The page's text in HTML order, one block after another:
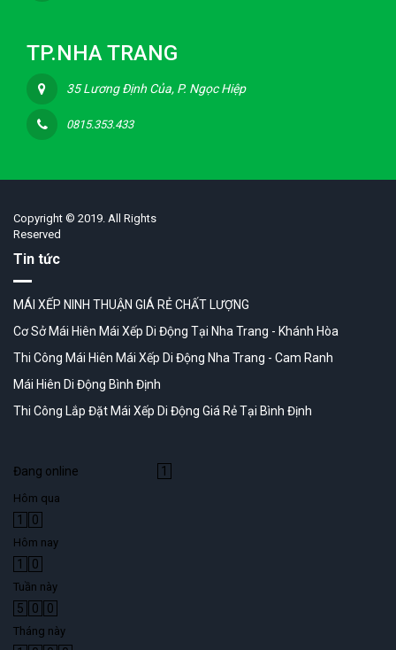
TP.NHA TRANG
35 Lương Định Của, P. Ngọc Hiệp
0815.353.433
Copyright © 2019. All Rights
Reserved
Tin tức
MÁI XẾP NINH THUẬN GIÁ RẺ CHẤT LƯỢNG
Cơ Sở Mái Hiên Mái Xếp Di Động Tại Nha Trang - Khánh Hòa
Thi Công Mái Hiên Mái Xếp Di Động Nha Trang - Cam Ranh
Mái Hiên Di Động Bình Định
Thi Công Lắp Đặt Mái Xếp Di Động Giá Rẻ Tại Bình Định
Đang online 1
Hôm qua
1 0
Hôm nay
1 0
Tuần này
5 0 0
Tháng này